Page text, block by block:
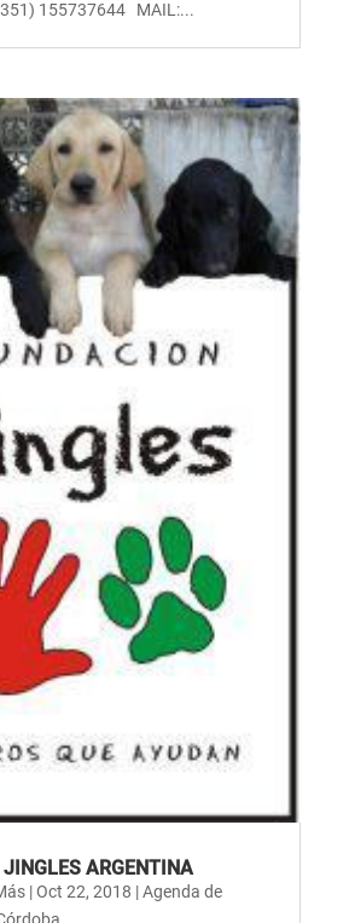
155737644 MAIL:...
JINGLES ARGENTINA
|Oct 22, 2018 |Agenda de